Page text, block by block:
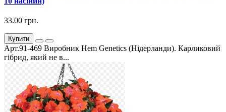
33.00 грн.
Купити
Арт.91-469 Виробник Hem Genetics (Нідерланди). Карликовий
гібрид, який не в...